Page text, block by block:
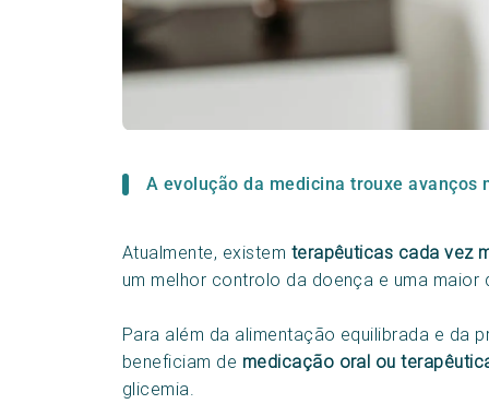
A evolução da medicina trouxe
Atualmente, existem terapêuticas cada vez
um melhor controlo da doença e uma maior
Para além da alimentação equilibrada e da
beneficiam de medicação oral ou
glicemia.